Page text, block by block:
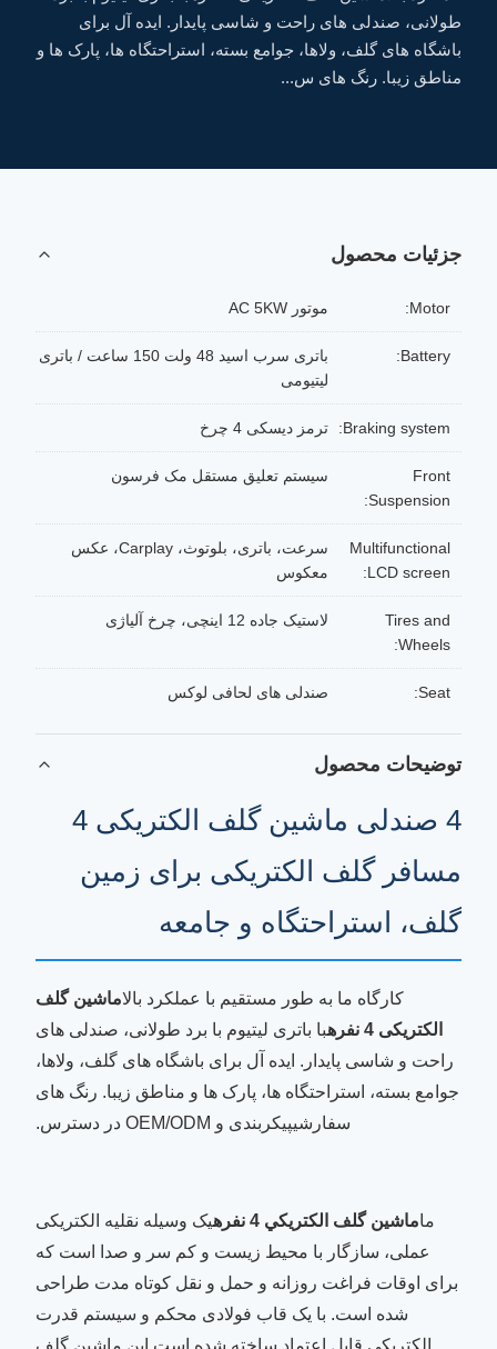
طولانی، صندلی های راحت و شاسی پایدار. ایده آل برای
باشگاه های گلف، ولاها، جوامع بسته، استراحتگاه ها، پارک ها و
مناطق زیبا. رنگ های س...
جزئیات محصول
Motor: موتور AC 5KW
Battery:
باتری سرب اسید 48 ولت 150 ساعت / باتری
لیتیومی
Braking system: ترمز دیسکی 4 چرخ
Front
Suspension:
سیستم تعلیق مستقل مک فرسون
Multifunctional
LCD screen:
سرعت، باتری، بلوتوث، Carplay، عکس
معکوس
Tires and
Wheels:
لاستیک جاده 12 اینچی، چرخ آلیاژی
Seat: صندلی های لحافی لوکس
توضیحات محصول
4 صندلی ماشین گلف الکتریکی 4
مسافر گلف الکتریکی برای زمین
گلف، استراحتگاه و جامعه
کارگاه ما به طور مستقیم با عملکرد بالاماشین گلف
الکتریکی 4 نفره
با باتری لیتیوم با برد طولانی، صندلی های
راحت و شاسی پایدار. ایده آل برای باشگاه های گلف، ولاها،
جوامع بسته، استراحتگاه ها، پارک ها و مناطق زیبا. رنگ های
سفارشیپیکربندی و OEM/ODM در دسترس.
ماماشين گلف الکتريکي 4 نفره
یک وسیله نقلیه الکتریکی
عملی، سازگار با محیط زیست و کم سر و صدا است که
برای اوقات فراغت روزانه و حمل و نقل کوتاه مدت طراحی
شده است. با یک قاب فولادی محکم و سیستم قدرت
الکتریکی قابل اعتماد ساخته شده است.اين ماشين گلف